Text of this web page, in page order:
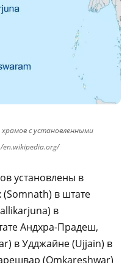
с установленными
установлены в
в штате
в
Андхра-Прадеш,
в Удджайне (Ujjain) в
(Omkareshwar)